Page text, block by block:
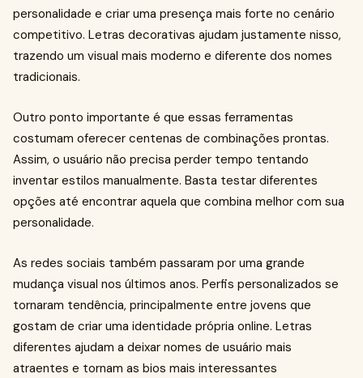
personalidade e criar uma presença mais forte no cenário
competitivo. Letras decorativas ajudam justamente nisso,
trazendo um visual mais moderno e diferente dos nomes
tradicionais.
Outro ponto importante é que essas ferramentas
costumam oferecer centenas de combinações prontas.
Assim, o usuário não precisa perder tempo tentando
inventar estilos manualmente. Basta testar diferentes
opções até encontrar aquela que combina melhor com sua
personalidade.
As redes sociais também passaram por uma grande
mudança visual nos últimos anos. Perfis personalizados se
tornaram tendência, principalmente entre jovens que
gostam de criar uma identidade própria online. Letras
diferentes ajudam a deixar nomes de usuário mais
atraentes e tornam as bios mais interessantes